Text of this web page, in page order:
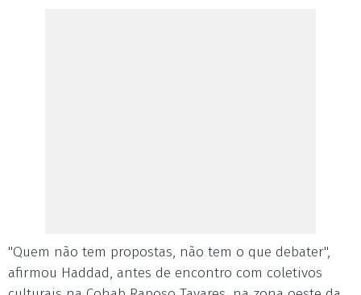
"Quem não tem propostas, não tem o que debater",
afirmou Haddad, antes de encontro com coletivos